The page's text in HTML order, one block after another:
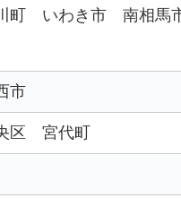
町
いわき市 南相馬
市
区 宮代町